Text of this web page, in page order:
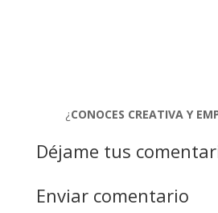
¿CONOCES CREATIVA Y
Déjame tus
Enviar comentario